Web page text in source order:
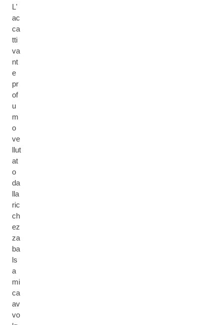
L'
ac
ca
tti
va
nt
e
pr
of
u
m
o
ve
llut
at
o
da
lla
ric
ch
ez
za
ba
ls
a
mi
ca
av
vo